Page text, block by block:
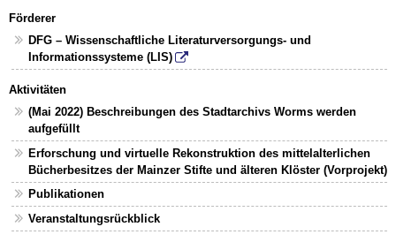
Förderer
DFG – Wissenschaftliche Literaturversorgungs- und
Informationssysteme (LIS)
Aktivitäten
(Mai 2022) Beschreibungen des Stadtarchivs Worms werden
aufgefüllt
Erforschung und virtuelle Rekonstruktion des mittelalterlichen
Bücherbesitzes der Mainzer Stifte und älteren Klöster (Vorprojekt)
Publikationen
Veranstaltungsrückblick